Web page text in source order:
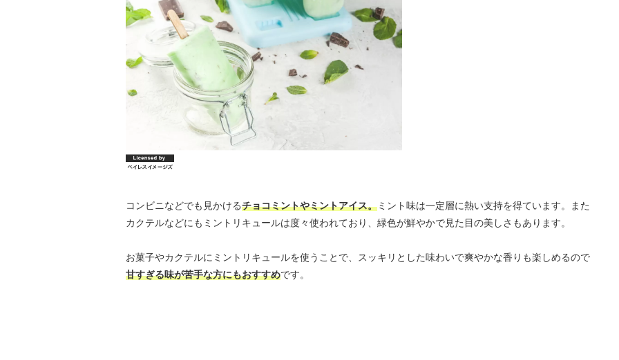
コンビニなどでも見かけるチョコミントやミントアイス。ミント味は一定層に熱い支持を得ています。また
カクテルなどにもミントリキュールは度々使われており、緑色が鮮やかで見た目の美しさもあります。
お菓子やカクテルにミントリキュールを使うことで、スッキリとした味わいで爽やかな香りも楽しめるので
甘すぎる味が苦手な方にもおすすめです。